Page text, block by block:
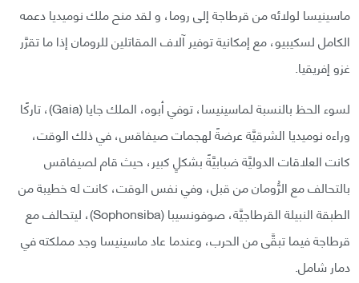
ماسينيسا لولائه من قرطاجة إلى روما، و لقد منح ملك نوميديا دعمه
الكامل لسكيبيو، مع إمكانية توفير آلاف المقاتلين للرومان إذا ما تقرَّر
غزو إفريقيا.
لسوء الحظ بالنسبة لماسينيسا، توفي أبوه، الملك جايا (Gaia)، تاركًا
وراءه نوميديا الشرقيَّة عرضةً لهجمات صيفاقس، في ذلك الوقت،
كانت العلاقات الدوليَّة ضبابيَّةً بشكلٍ كبير، حيث قام لصيفاقس
بالتحالف مع الرُّومان من قبل، وفي نفس الوقت، كانت له خطيبة من
الطبقة النبيلة القرطاجيَّة، صوفونسيبا (Sophonsiba)، ليتحالف مع
قرطاجة فيما تبقَّى من الحرب، وعندما عاد ماسينيسا وجد مملكته في
دمار شامل.